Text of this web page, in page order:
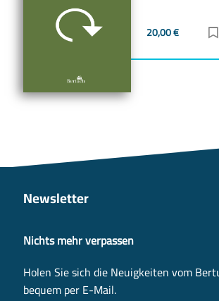
20,00€
Newsletter
Nichts mehr verpassen
Holen Sie sich die Neuigkeiten vom
bequem per E-Mail.